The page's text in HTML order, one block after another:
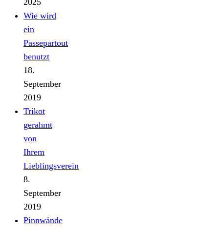
Wie wird
ein
Passepartout
benutzt
18.
September
2019
Trikot
gerahmt
von
Ihrem
Lieblingsverein
8.
September
2019
Pinnwände